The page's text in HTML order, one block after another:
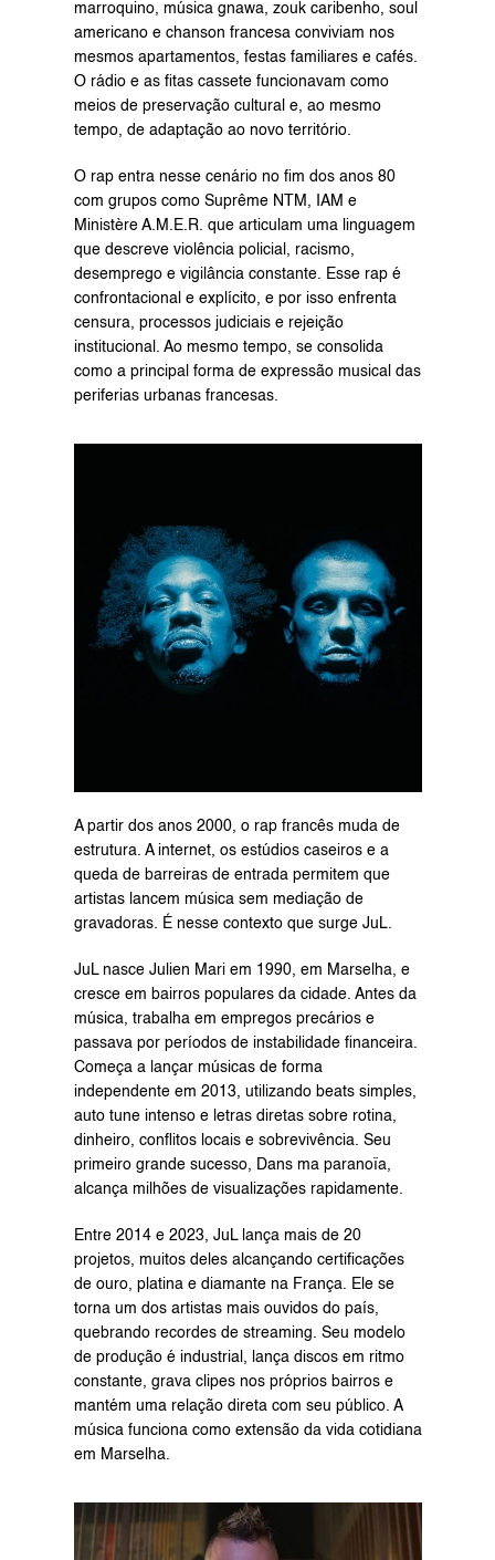
marroquino, música gnawa, zouk caribenho, soul
americano e chanson francesa conviviam nos
mesmos apartamentos, festas familiares e cafés.
O rádio e as fitas cassete funcionavam como
meios de preservação cultural e, ao mesmo
tempo, de adaptação ao novo território.
O rap entra nesse cenário no fim dos anos 80
com grupos como Suprême NTM, IAM e
Ministère A.M.E.R. que articulam uma linguagem
que descreve violência policial, racismo,
desemprego e vigilância constante. Esse rap é
confrontacional e explícito, e por isso enfrenta
censura, processos judiciais e rejeição
institucional. Ao mesmo tempo, se consolida
como a principal forma de expressão musical das
periferias urbanas francesas.
A partir dos anos 2000, o rap francês muda de
estrutura. A internet, os estúdios caseiros e a
queda de barreiras de entrada permitem que
artistas lancem música sem mediação de
gravadoras. É nesse contexto que surge JuL.
JuL nasce Julien Mari em 1990, em Marselha, e
cresce em bairros populares da cidade. Antes da
música, trabalha em empregos precários e
passava por períodos de instabilidade financeira.
Começa a lançar músicas de forma
independente em 2013, utilizando beats simples,
auto tune intenso e letras diretas sobre rotina,
dinheiro, conflitos locais e sobrevivência. Seu
primeiro grande sucesso, Dans ma paranoïa,
alcança milhões de visualizações rapidamente.
Entre 2014 e 2023, JuL lança mais de 20
projetos, muitos deles alcançando certificações
de ouro, platina e diamante na França. Ele se
torna um dos artistas mais ouvidos do país,
quebrando recordes de streaming. Seu modelo
de produção é industrial, lança discos em ritmo
constante, grava clipes nos próprios bairros e
mantém uma relação direta com seu público. A
música funciona como extensão da vida cotidiana
em Marselha.